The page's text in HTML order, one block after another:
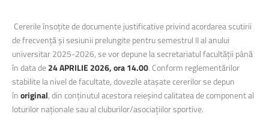
Cererile însoțite de documente justificative privind acordarea scutirii
de frecvență și sesiunii prelungite pentru semestrul II al anului
universitar 2025-2026, se vor depune la secretariatul facultății până
în data de24 APRILIE 2026, ora 14.00. Conform reglementărilor
stabilite la nivel de facultate, dovezile atașate cererilor se depun
înoriginal, din conținutul acestora reieșind calitatea de component al
loturilor naționale sau al cluburilor/asociațiilor sportive.